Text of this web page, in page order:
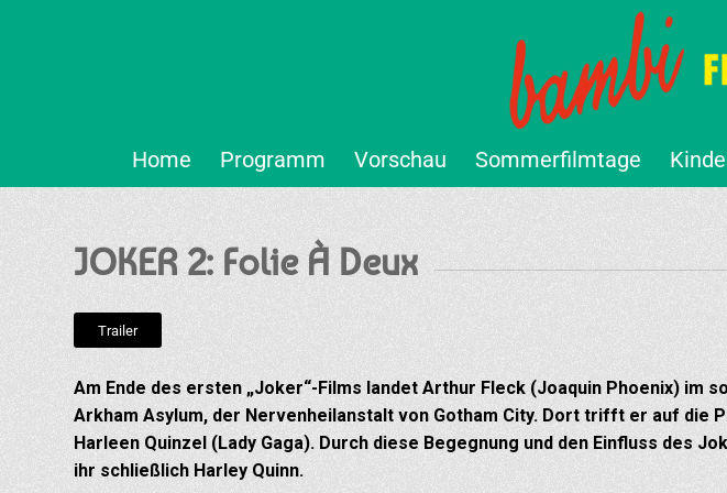
Home Programm Vorschau Sommerfilmtage
JOKER 2: Folie À Deux
Trailer
Am Ende des ersten „Joker“-Films landet Arthur Fleck (Joaquin Phoenix) im
Arkham Asylum, der Nervenheilanstalt von Gotham City. Dort trifft er auf die
Harleen Quinzel (Lady Gaga). Durch diese Begegnung und den Einfluss des
ihr schließlich Harley Quinn.